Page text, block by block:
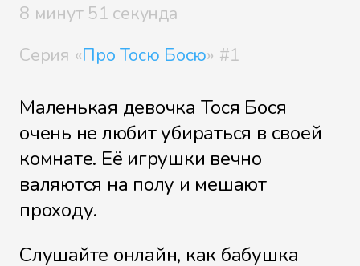
8 минут 51 секунда
Серия «Про Тосю Босю» #1
Маленькая девочка Тося Бося
очень не любит убираться в своей
комнате. Её игрушки вечно
валяются на полу и мешают
проходу.
Слушайте онлайн, как бабушка